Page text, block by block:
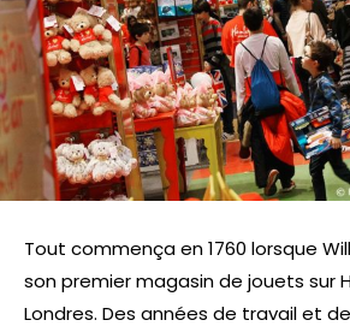
Tout commença en 1760 lorsque
son premier magasin de jouets sur
Londres. Des années de travail et